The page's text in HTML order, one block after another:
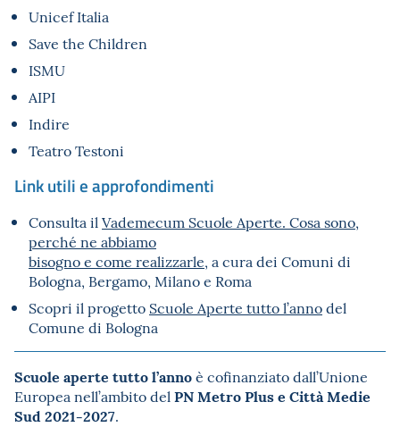
Unicef Italia
Save the Children
ISMU
AIPI
Indire
Teatro Testoni
Link utili e approfondimenti
Consulta il Vademecum Scuole Aperte. Cosa sono,
perché ne abbiamo
bisogno e come realizzarle, a cura dei Comuni di
Bologna, Bergamo, Milano e Roma
Scopri il progetto Scuole Aperte tutto l’annodel
Comune di Bologna
Scuole aperte tutto l’annoè cofinanziato dall’Unione
Europea nell’ambito del PN Metro Plus e Città Medie
Sud 2021-2027.